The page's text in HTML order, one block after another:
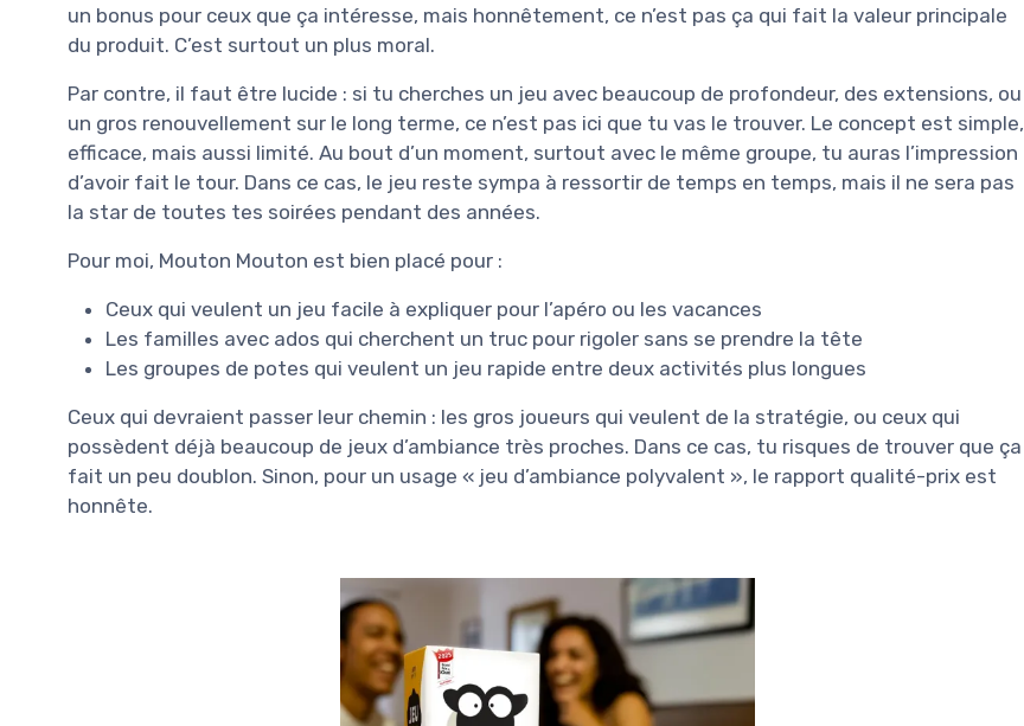
un bonus pour ceux que ça intéresse, mais honnêtement, ce n’est pas ça qui fait la valeur principale
du produit. C’est surtout un plus moral.
Par contre, il faut être lucide : si tu cherches un jeu avec beaucoup de profondeur, des extensions, ou
un gros renouvellement sur le long terme, ce n’est pas ici que tu vas le trouver. Le concept est simple,
efficace, mais aussi limité. Au bout d’un moment, surtout avec le même groupe, tu auras l’impression
d’avoir fait le tour. Dans ce cas, le jeu reste sympa à ressortir de temps en temps, mais il ne sera pas
la star de toutes tes soirées pendant des années.
Pour moi, Mouton Mouton est bien placé pour :
Ceux qui veulent un jeu facile à expliquer pour l’apéro ou les vacances
Les familles avec ados qui cherchent un truc pour rigoler sans se prendre la tête
Les groupes de potes qui veulent un jeu rapide entre deux activités plus longues
Ceux qui devraient passer leur chemin : les gros joueurs qui veulent de la stratégie, ou ceux qui
possèdent déjà beaucoup de jeux d’ambiance très proches. Dans ce cas, tu risques de trouver que ça
fait un peu doublon. Sinon, pour un usage « jeu d’ambiance polyvalent », le rapport qualité-prix est
honnête.